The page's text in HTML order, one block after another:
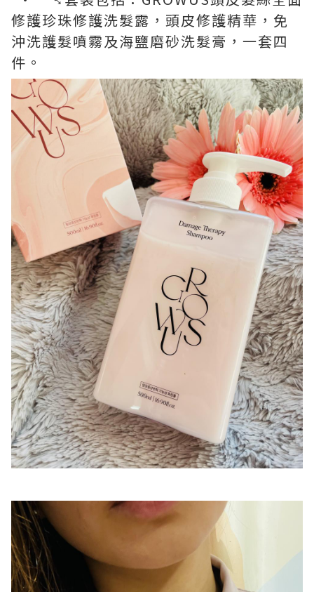
修護珍珠修護洗髮露，頭皮修護精華，免
沖洗護髮噴霧及海鹽磨砂洗髮膏，一套四
件。